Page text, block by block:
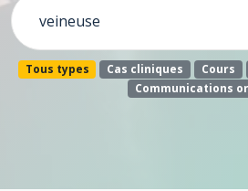
Tous types Cas cliniques Cours
Communications